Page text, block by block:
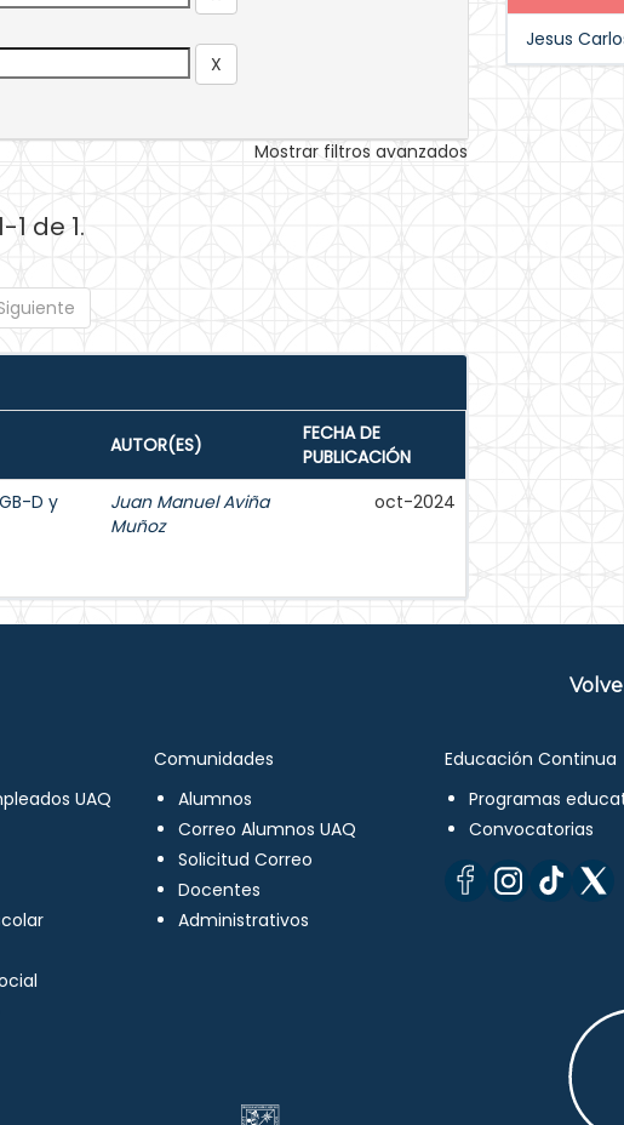
Mostrar filtros avanzados
1 de 1.
AUTOR(ES)
FECHA DE
PUBLICACIÓN
D y
Juan Manuel Aviña
Muñoz
oct-2024
Jesus
UAQ
Comunidades
Alumnos
Correo Alumnos UAQ
Solicitud Correo
Docentes
Administrativos
Educación Continua
Programas
Convocatorias